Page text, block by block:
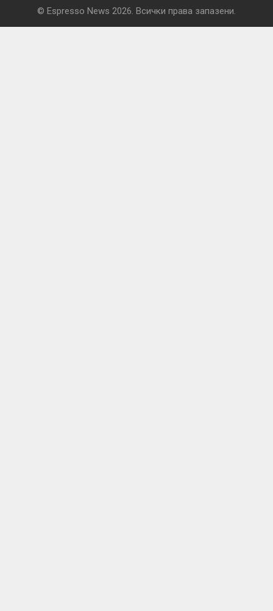
© Espresso News 2026. Всички права запазени.